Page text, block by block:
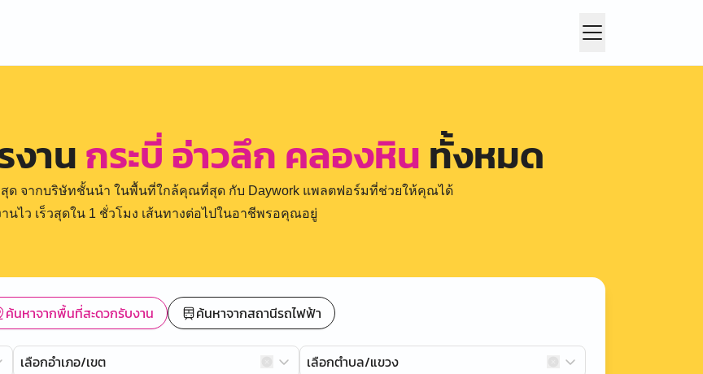
งานกระบี่ อ่าวลึก คลองหิน ทั้งหมด
ด จากบริษัทชั้นนำ ในพื้นที่ใกล้คุณที่สุด กับ Daywork แพลตฟอร์มที่ช่วยให้คุณได้
านไว เร็วสุดใน 1 ชั่วโมง เส้นทางต่อไปในอาชีพรอคุณอยู่
ค้นหาจากพื้นที่สะดวกรับงาน ค้นหาจากสถานีรถไฟฟ้า
เลือกอำเภอ/เขต เลือกตำบล/แขวง